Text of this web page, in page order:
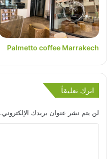
Palmetto coffee Marrakech
اترك تعليقاً
لن يتم نشر عنوان بريدك الإلكتروني.